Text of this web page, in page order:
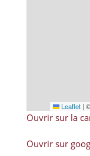
Leaflet | ©
Ouvrir sur la
Ouvrir sur